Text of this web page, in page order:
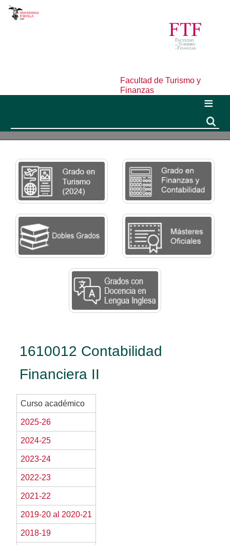
Facultad de Turismo y
Finanzas
1610012 Contabilidad
Financiera II
Curso académico
2025-26
2024-25
2023-24
2022-23
2021-22
2019-20 al 2020-21
2018-19